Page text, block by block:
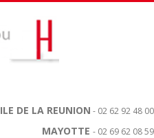
ILE DE LA REUNION - 02 62 92 48 00
MAYOTTE - 02 69 62 08 59